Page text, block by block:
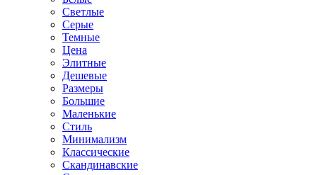
Светлые
Серые
Темные
Цена
Элитные
Дешевые
Размеры
Большие
Маленькие
Стиль
Минимализм
Классические
Скандинавские